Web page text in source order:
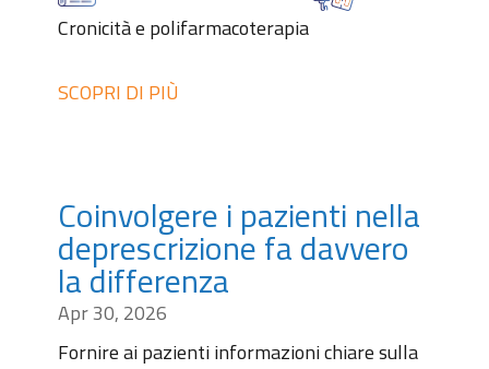
Cronicità e polifarmacoterapia
SCOPRI DI PIÙ
Coinvolgere i pazienti nella
deprescrizione fa davvero
la differenza
Apr 30, 2026
Fornire ai pazienti informazioni chiare sulla